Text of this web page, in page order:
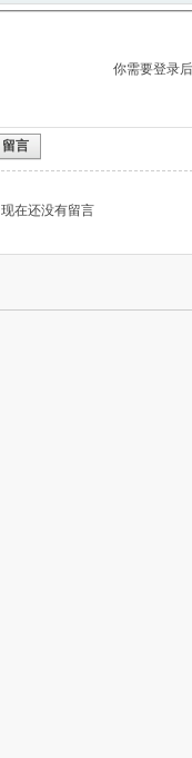
你需要登录
留言
现在还没有留言